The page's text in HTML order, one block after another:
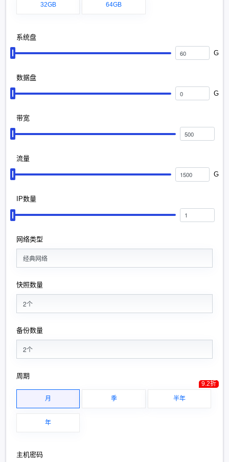
32GB 64GB
系统盘
G
数据盘
G
带宽
流量
G
IP数量
网络类型
经典网络
快照数量
2个
备份数量
2个
周期
月 季 半年
年
9.2折
主机密码